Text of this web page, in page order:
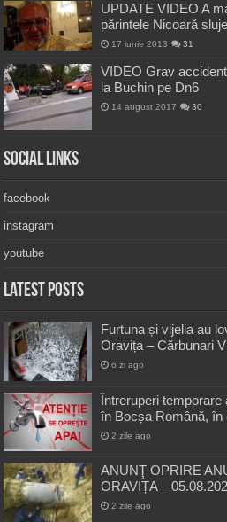
UPDATE VIDEO A
părintele Nicoară
17 iunie 2013 31
VIDEO Grav
la Buchin pe Dn6
14 august 2017 30
Social Links
facebook
instagram
youtube
Latest Posts
Furtuna și vijelia au
Oravița – Cărbunari
o zi ago
Întreruperi temporare
în Bocșa Română, în
2 zile ago
ANUNŢ OPRIRE
ORAVIȚA –
2 zile ago